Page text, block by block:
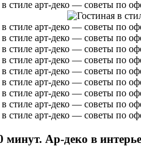
минут. Ар-деко в